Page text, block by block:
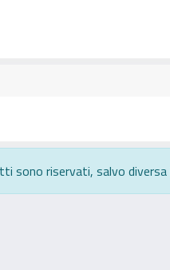
sono riservati, salvo diversa